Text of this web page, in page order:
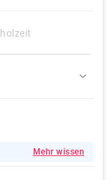
Mehr wissen